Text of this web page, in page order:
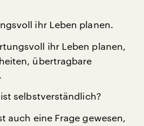
ihr Leben planen.
ihr Leben planen,
übertragbare
selbstverständlich?
auch eine Frage gewesen,